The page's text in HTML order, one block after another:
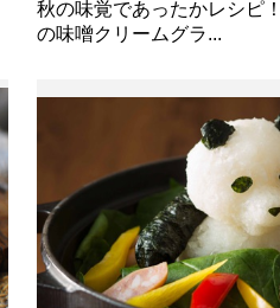
秋の味覚であったかレシピ
の味噌クリームグラ...